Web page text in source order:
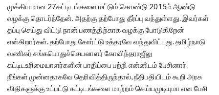
முக்கியமான 27கட்டிடங்களை மட்டும் கொண்டு 2015ம் ஆண்டு
வழக்கு தொடர்ந்தேன். அதற்கு தற்போது தீர்ப்பு வந்துள்ளது. இவர்கள்
தப்பு செய்து விட்டு நான் பணத்திற்காக வழக்கு போடுகிறேன்
என்கிறார்கள். தற்போது கோர்ட்டு உத்தரவே வந்துவிட்டது. தமிழ்நாடு
வணிகர் சங்கபொதுச்செயலாளர் கோவிந்தராஜீலு
கட்டிடஉரிமையாளர்களின் பாதிப்பை பற்றி என்னிடம் பேசினார்.
நீங்கள் முன்னதாகவே தெரிவித்திருந்தால், நீதிபதியிடம் கூறி அரசு
விதிகளுக்கு உட்பட்டு கட்டிடங்களை மாற்றம் செய்யமுடியுமா என பேசி